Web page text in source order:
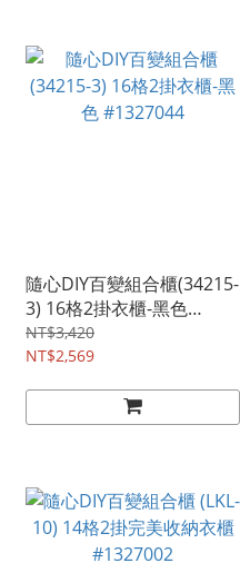
隨心DIY百變組合櫃(34215-
3) 16格2掛衣櫃-黑色
#1327044
NT$3,420
NT$2,569